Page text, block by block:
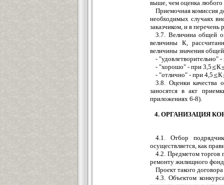
выше, чем оценка любого
Приемочная комиссия
необходимых случаях
заказчиком, и в
3.7. Величина общей
величины К,
величины значения
- "удовлетворительно"
- "хорошо" - при 3,5
К
- "отлично" - при 4,5
К
3.8. Оценки качества
заносятся в акт
приложениях 6-8).
4. ОРГАНИЗАЦИЯ
4.1. Отбор
осуществляется, как
4.2. Предметом торгов
ремонту жилищного
Проект такого
4.3. Объектом